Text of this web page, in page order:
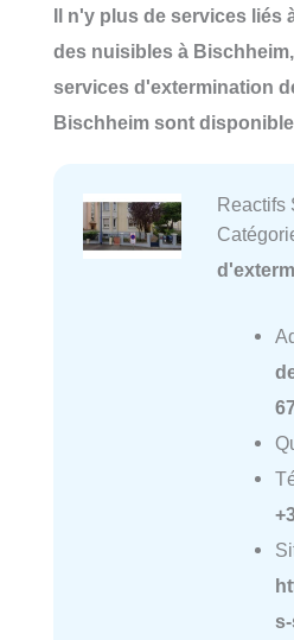
Il n'y plus de services liés
des nuisibles à
services d'extermination
Bischheim sont
Reactifs